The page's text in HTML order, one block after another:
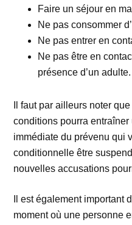
Faire un séjour en
Ne pas consommer
Ne pas entrer en
Ne pas être en
présence d’un adulte.
Il faut par ailleurs noter
conditions pourra
immédiate du prévenu qui
conditionnelle être
nouvelles accusations
Il est également important
moment où une personne